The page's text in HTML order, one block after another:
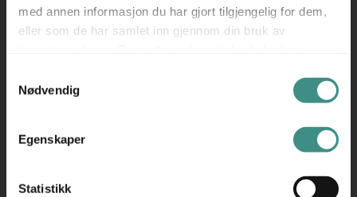
med annen informasjon du har gjort tilgjengelig for dem,
eller som de har samlet inn gjennom din bruk av
Nødvendig
Egenskaper
Statistikk
nye
En allsidig sofa som kombinerer historie, funksjon og et
Fora Form er en ledende norsk møbelprodusent som
miljøer. Siden etableringen i 1929 har Fora Form fokusert
samarbeid og trivsel. Med en sterk skandinavisk